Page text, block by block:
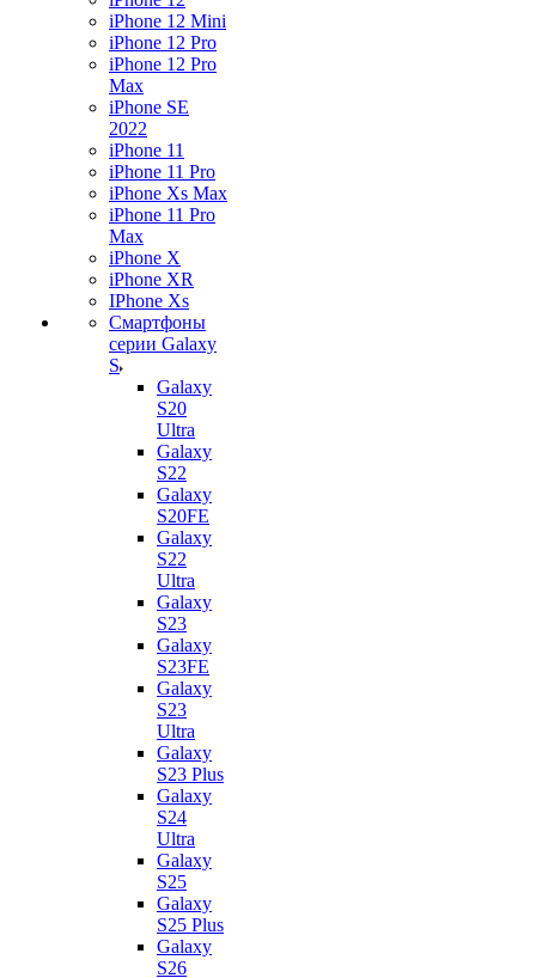
iPhone 12 Mini
iPhone 12 Pro
iPhone 12 Pro
Max
iPhone SE
2022
iPhone 11
iPhone 11 Pro
iPhone Xs Max
iPhone 11 Pro
Max
iPhone X
iPhone XR
IPhone Xs
Смартфоны
серии Galaxy
S
Galaxy
S20
Ultra
Galaxy
S22
Galaxy
S20FE
Galaxy
S22
Ultra
Galaxy
S23
Galaxy
S23FE
Galaxy
S23
Ultra
Galaxy
S23 Plus
Galaxy
S24
Ultra
Galaxy
S25
Galaxy
S25 Plus
Galaxy
S26